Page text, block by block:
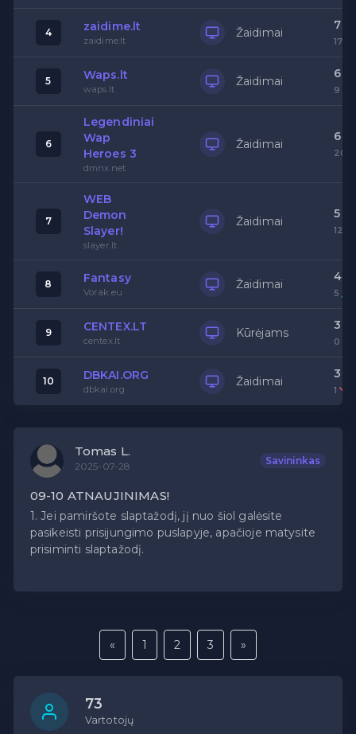
4 zaidime.lt
zaidime.lt
Žaidimai
7
17
5 Waps.lt
waps.lt
Žaidimai
6
9
6
Legendiniai
Wap
Heroes 3
dmnx.net
Žaidimai
6
20
7
WEB
Demon
Slayer!
slayer.lt
Žaidimai
5
12
8 Fantasy
Vorak.eu
Žaidimai
4
5
9 CENTEX.LT
centex.lt
Kūrėjams
3
0
10 DBKAI.ORG
dbkai.org
Žaidimai
3
1
Tomas L.
2025-07-28 Savininkas
09-10 ATNAUJINIMAS!
1. Jei pamiršote slaptažodį, jį nuo šiol galėsite
pasikeisti prisijungimo puslapyje, apačioje matysite
prisiminti slaptažodį.
« 1 2 3 »
73
Vartotojų